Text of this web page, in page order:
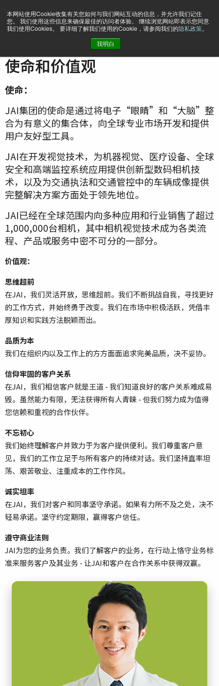
本网站使用Cookie收集有关您如何与我们网站互动的信息，并允许我们记住
您。 我们使用这些信息来确保最佳的访问者体验。 继续浏览网站即表示您同意
我们使用Cookies。 要详细了解我们使用的Cookie，请参阅我们的隐私政策。
我明白
JAI的使命和价值观
使命和价值观
使命：
JAI集团的使命是通过将电子“眼睛”和“大脑”整
合为有意义的集合体，向全球专业市场开发和提供
用户友好型工具。
JAI在开发视觉技术，为机器视觉、医疗设备、全球
安全和高端监控系统应用提供创新型数码相机技
术，以及为交通执法和交通管控中的车辆成像提供
完整解决方案方面处于领先地位。
JAI已经在全球范围内向多种应用和行业销售了超过
1,000,000台相机，其中相机视觉技术成为各类流
程、产品或服务中密不可分的一部分。
价值观：
思维超前
在JAI，我们灵活开放，思维超前。我们不断挑战自我，寻找更好
的工作方式，并始终勇于改变。我们在市场中积极活跃，凭借丰
厚知识和实践方法脱颖而出。
品质为本
我们在组织内以及工作上的方方面面追求完美品质，决不妥协。
信仰牢固的客户关系
在JAI，我们相信客户就是王道 - 我们知道良好的客户关系难成易
毁。虽然能力有限，无法获得所有人青睐 - 但我们努力成为值得
您信赖和重视的合作伙伴。
不忘初心
我们始终理解客户并致力于为客户提供便利。我们尊重客户意
见，我们的工作立足于与所有客户的持续对话。我们坚持直率坦
荡、艰苦敬业、注重成本的工作作风。
诚实坦率
在JAI，我们对客户和同事坚守承诺。如果有力所不及之处，决不
轻易承诺。坚守约定期限，赢得客户信任。
遵守商业法则
JAI为您的业务负责。我们了解客户的业务，在行动上恪守业务标
准来服务客户及其业务 - 让JAI和客户在合作关系中获得双赢。